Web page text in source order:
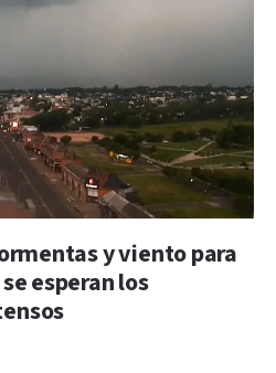
y viento para
esperan los